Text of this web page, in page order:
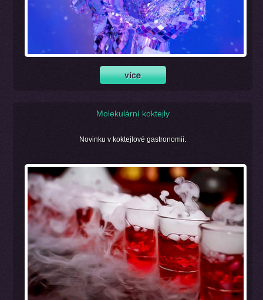
Molekulární koktejly
Novinku v koktejlové gastronomii.